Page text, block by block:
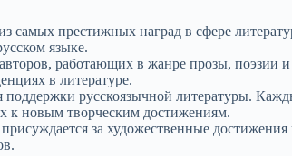
самых престижных наград в сфере
языке.
работающих в жанре прозы, поэзии и
в литературе.
русскоязычной литературы.
к новым творческим достижениям.
за художественные достижения